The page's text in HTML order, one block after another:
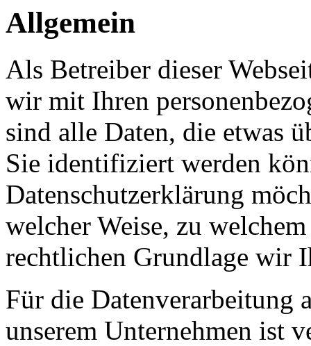
Allgemein
Als Betreiber dieser
wir mit Ihren
sind alle Daten, die etwas
Sie identifiziert werden
Datenschutzerklärung
welcher Weise, zu
rechtlichen Grundlage wir
Für die Datenverarbeitung
unserem Unternehmen ist